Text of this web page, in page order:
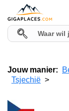
Jouw manier:
Tsjechië